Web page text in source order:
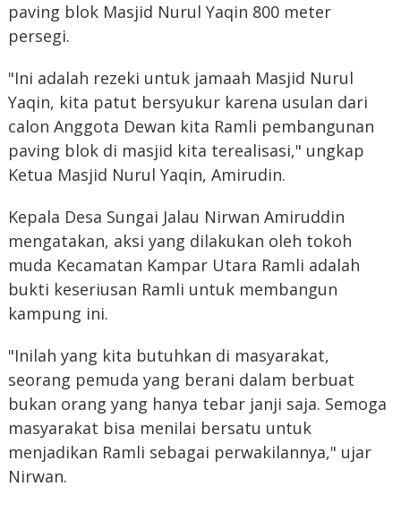
paving blok Masjid Nurul Yaqin 800 meter
persegi.
"Ini adalah rezeki untuk jamaah Masjid Nurul
Yaqin, kita patut bersyukur karena usulan dari
calon Anggota Dewan kita Ramli pembangunan
paving blok di masjid kita terealisasi," ungkap
Ketua Masjid Nurul Yaqin, Amirudin.
Kepala Desa Sungai Jalau Nirwan Amiruddin
mengatakan, aksi yang dilakukan oleh tokoh
muda Kecamatan Kampar Utara Ramli adalah
bukti keseriusan Ramli untuk membangun
kampung ini.
"Inilah yang kita butuhkan di masyarakat,
seorang pemuda yang berani dalam berbuat
bukan orang yang hanya tebar janji saja. Semoga
masyarakat bisa menilai bersatu untuk
menjadikan Ramli sebagai perwakilannya," ujar
Nirwan.